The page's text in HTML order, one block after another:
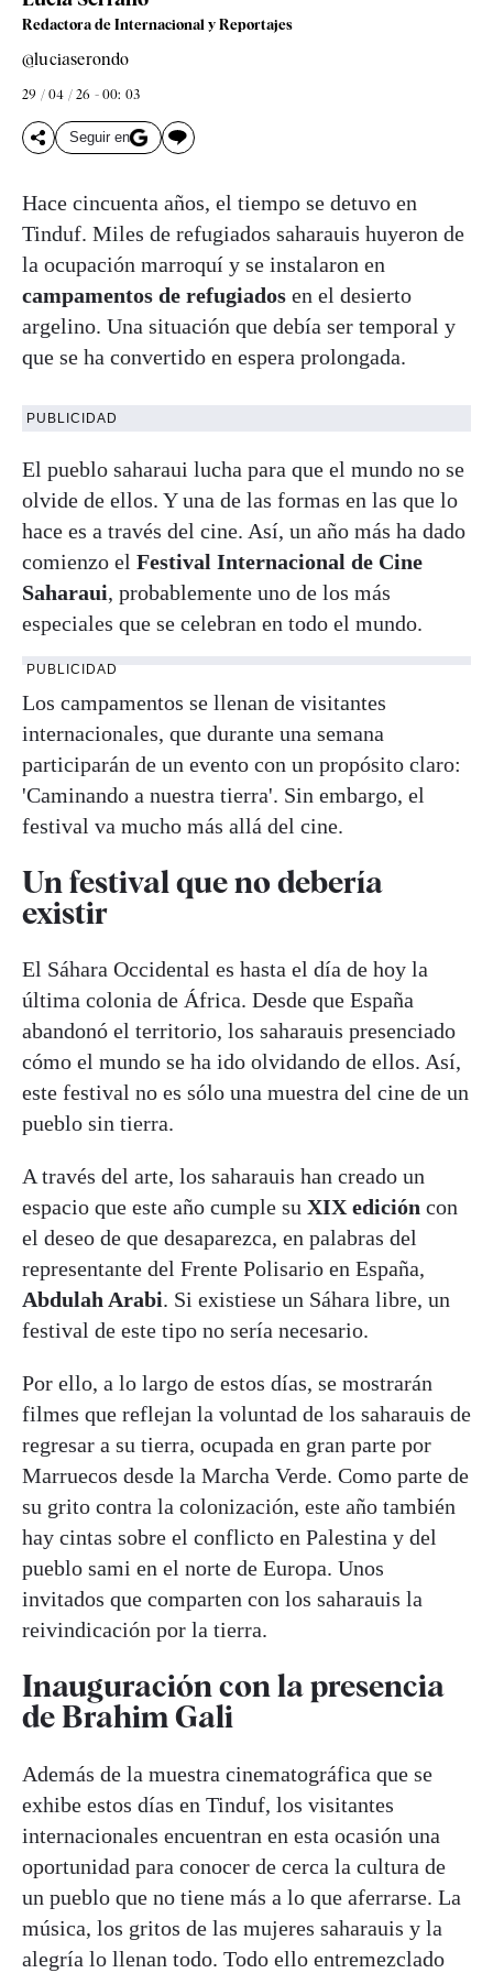
Redactora de Internacional y Reportajes
@luciaserondo
29 / 04 / 26 - 00: 03
Seguir en
Hace cincuenta años, el tiempo se detuvo en
Tinduf. Miles de refugiados saharauis huyeron de
la ocupación marroquí y se instalaron en
campamentos de refugiados en el desierto
argelino. Una situación que debía ser temporal y
que se ha convertido en espera prolongada.
PUBLICIDAD
El pueblo saharaui lucha para que el mundo no se
olvide de ellos. Y una de las formas en las que lo
hace es a través del cine. Así, un año más ha dado
comienzo el Festival Internacional de Cine
Saharaui, probablemente uno de los más
especiales que se celebran en todo el mundo.
PUBLICIDAD
Los campamentos se llenan de visitantes
internacionales, que durante una semana
participarán de un evento con un propósito claro:
'Caminando a nuestra tierra'. Sin embargo, el
festival va mucho más allá del cine.
Un festival que no debería
existir
El Sáhara Occidental es hasta el día de hoy la
última colonia de África. Desde que España
abandonó el territorio, los saharauis presenciado
cómo el mundo se ha ido olvidando de ellos. Así,
este festival no es sólo una muestra del cine de un
pueblo sin tierra.
A través del arte, los saharauis han creado un
espacio que este año cumple su XIX edición con
el deseo de que desaparezca, en palabras del
representante del Frente Polisario en España,
Abdulah Arabi. Si existiese un Sáhara libre, un
festival de este tipo no sería necesario.
Por ello, a lo largo de estos días, se mostrarán
filmes que reflejan la voluntad de los saharauis de
regresar a su tierra, ocupada en gran parte por
Marruecos desde la Marcha Verde. Como parte de
su grito contra la colonización, este año también
hay cintas sobre el conflicto en Palestina y del
pueblo sami en el norte de Europa. Unos
invitados que comparten con los saharauis la
reivindicación por la tierra.
Inauguración con la presencia
de Brahim Gali
Además de la muestra cinematográfica que se
exhibe estos días en Tinduf, los visitantes
internacionales encuentran en esta ocasión una
oportunidad para conocer de cerca la cultura de
un pueblo que no tiene más a lo que aferrarse. La
música, los gritos de las mujeres saharauis y la
alegría lo llenan todo. Todo ello entremezclado